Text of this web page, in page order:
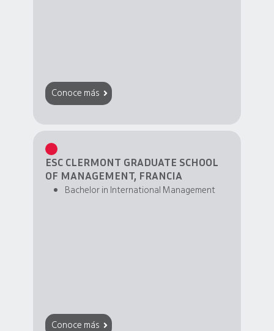
Conoce más
ESC CLERMONT GRADUATE SCHOOL
OF MANAGEMENT, FRANCIA
Bachelor in International Management
Conoce más